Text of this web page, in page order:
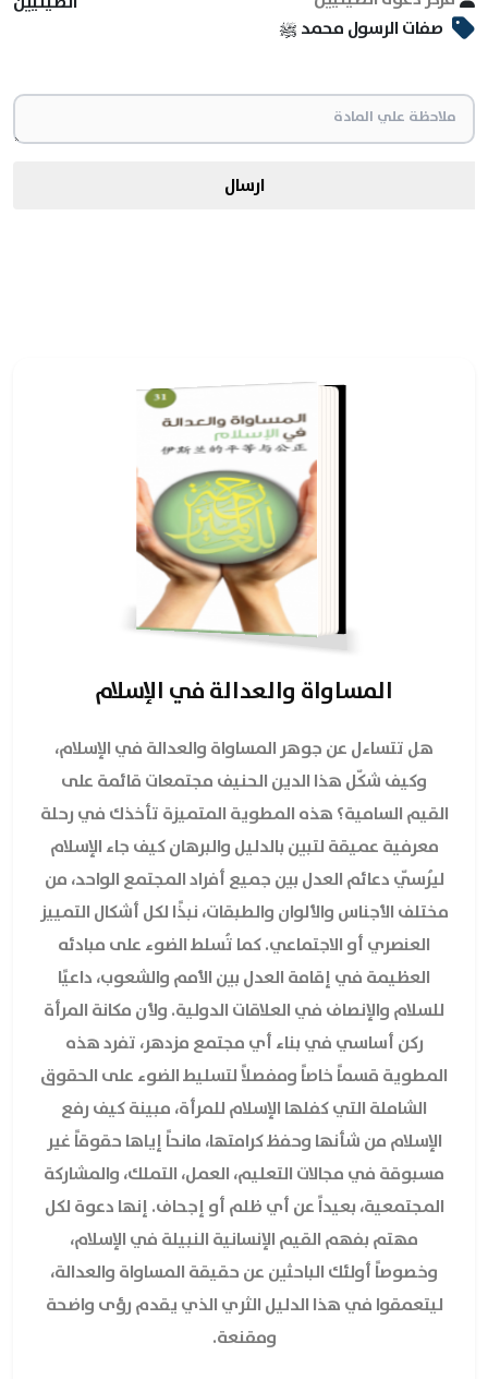
صفات الرسول محمد ﷺ
ارسال
المساواة والعدالة في الإسلام
هل تتساءل عن جوهر المساواة والعدالة في الإسلام،
وكيف شكّل هذا الدين الحنيف مجتمعات قائمة على
القيم السامية؟ هذه المطوية المتميزة تأخذك في رحلة
معرفية عميقة لتبين بالدليل والبرهان كيف جاء الإسلام
ليُرسّي دعائم العدل بين جميع أفراد المجتمع الواحد، من
مختلف الأجناس والألوان والطبقات، نبذًا لكل أشكال التمييز
العنصري أو الاجتماعي. كما تُسلط الضوء على مبادئه
العظيمة في إقامة العدل بين الأمم والشعوب، داعيًا
للسلام والإنصاف في العلاقات الدولية. ولأن مكانة المرأة
ركن أساسي في بناء أي مجتمع مزدهر، تفرد هذه
المطوية قسماً خاصاً ومفصلاً لتسليط الضوء على الحقوق
الشاملة التي كفلها الإسلام للمرأة، مبينة كيف رفع
الإسلام من شأنها وحفظ كرامتها، مانحاً إياها حقوقاً غير
مسبوقة في مجالات التعليم، العمل، التملك، والمشاركة
المجتمعية، بعيداً عن أي ظلم أو إجحاف. إنها دعوة لكل
مهتم بفهم القيم الإنسانية النبيلة في الإسلام،
وخصوصاً أولئك الباحثين عن حقيقة المساواة والعدالة،
ليتعمقوا في هذا الدليل الثري الذي يقدم رؤى واضحة
ومقنعة.